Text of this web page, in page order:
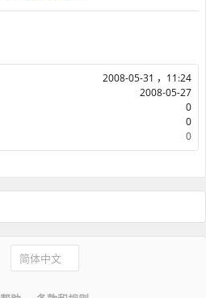
2008-05-31 ，11:24
2008-05-27
0
0
0
简体中文